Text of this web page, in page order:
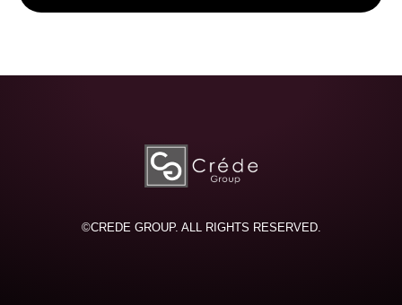
©CREDE GROUP. ALL RIGHTS RESERVED.